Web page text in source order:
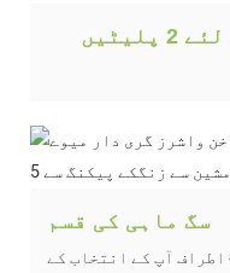
سگ ماہی کی قسم
بیک سیل / 3 سائیڈز مہر بند / 4 اطراف آپ کے انتخاب کے